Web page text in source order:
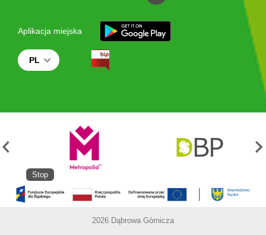
Aplikacja miejska
PL
Stop
2026 Dąbrowa Górnicza